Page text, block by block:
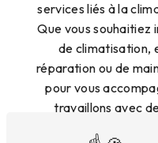
services liés à la
Que vous souhaitiez
de climatisation,
réparation ou de
pour vous
travaillons avec
garantir la qualité et